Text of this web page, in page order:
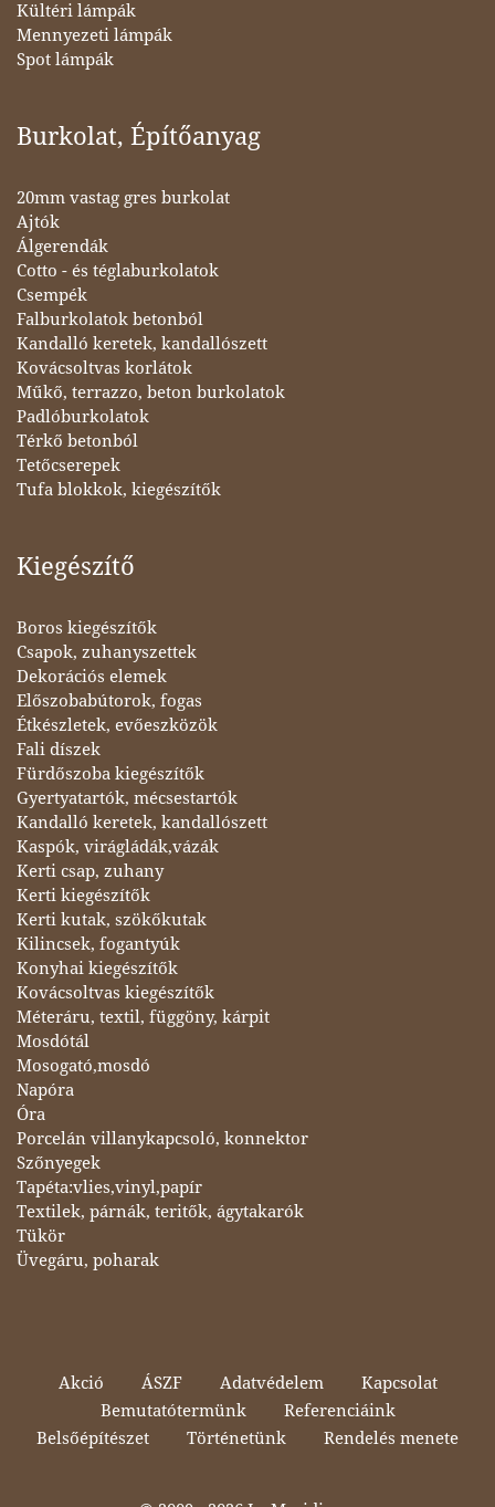
Kültéri lámpák
Mennyezeti lámpák
Spot lámpák
Burkolat, Építőanyag
20mm vastag gres burkolat
Ajtók
Álgerendák
Cotto - és téglaburkolatok
Csempék
Falburkolatok betonból
Kandalló keretek, kandallószett
Kovácsoltvas korlátok
Műkő, terrazzo, beton burkolatok
Padlóburkolatok
Térkő betonból
Tetőcserepek
Tufa blokkok, kiegészítők
Kiegészítő
Boros kiegészítők
Csapok, zuhanyszettek
Dekorációs elemek
Előszobabútorok, fogas
Étkészletek, evőeszközök
Fali díszek
Fürdőszoba kiegészítők
Gyertyatartók, mécsestartók
Kandalló keretek, kandallószett
Kaspók, virágládák,vázák
Kerti csap, zuhany
Kerti kiegészítők
Kerti kutak, szökőkutak
Kilincsek, fogantyúk
Konyhai kiegészítők
Kovácsoltvas kiegészítők
Méteráru, textil, függöny, kárpit
Mosdótál
Mosogató,mosdó
Napóra
Óra
Porcelán villanykapcsoló, konnektor
Szőnyegek
Tapéta:vlies,vinyl,papír
Textilek, párnák, teritők, ágytakarók
Tükör
Üvegáru, poharak
Akció ÁSZF Adatvédelem
Kapcsolat
Bemutatótermünk
Referenciáink
Belsőépítészet
Történetünk Rendelés menete